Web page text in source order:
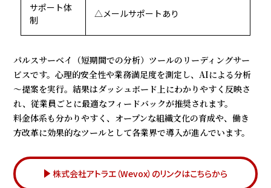
サポート体
制
△メールサポートあり
パルスサーベイ（短期間での分析）ツールのリーディングサー
ビスです。心理的安全性や業務満足度を測定し、AIによる分析
～提案を実行。結果はダッシュボード上にわかりやすく反映さ
れ、従業員ごとに最適なフィードバックが推奨されます。
料金体系も分かりやすく、オープンな組織文化の育成や、働き
方改革に効果的なツールとして各業界で導入が進んでいます。
株式会社アトラエ（Wevox）のリンクはこちらから